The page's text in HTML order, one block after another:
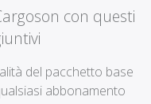
con questi
del pacchetto base
abbonamento